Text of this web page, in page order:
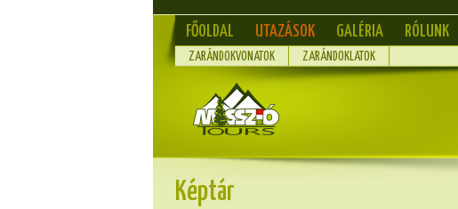
FŐOLDAL UTAZÁSOK GALÉRIA RÓLUNK
ZARÁNDOKVONATOK ZARÁNDOKLATOK
Képtár